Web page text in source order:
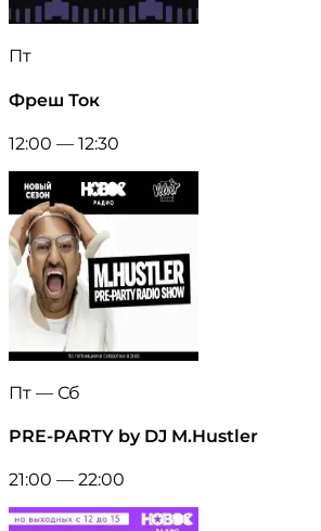
Пт
Фреш Ток
12:00 — 12:30
Пт — Сб
PRE-PARTY by DJ M.Hustler
21:00 — 22:00